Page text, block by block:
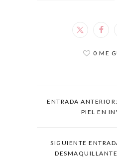
0 ME
ENTRADA
PIEL EN
SIGUIENTE